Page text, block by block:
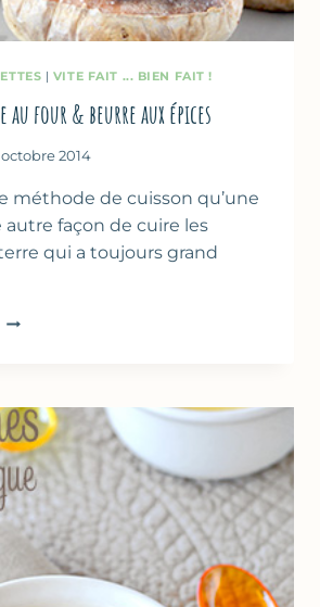
| VITE FAIT ... BIEN FAIT !
au four & beurre aux épices
2014
méthode de cuisson qu’une
façon de cuire les
qui a toujours grand
POMMES
&